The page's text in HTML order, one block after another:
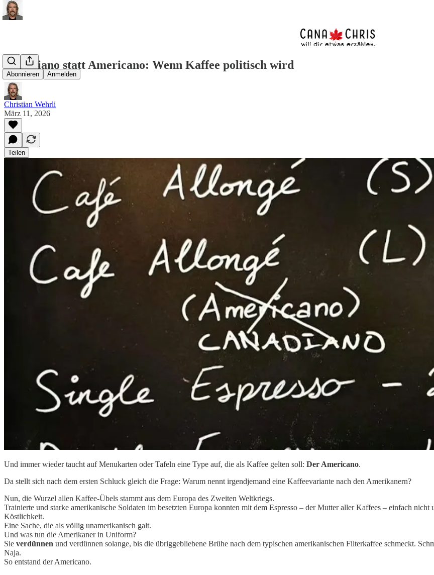
Abonnieren Anmelden
Canadiano statt Americano: Wenn Kaffee politisch wird
Christian Wehrli
März 11, 2026
Teilen
Und immer wieder taucht auf Menukarten oder Tafeln eine Type auf, die als Kaffee gelten soll: Der Americano.
Da stellt sich nach dem ersten Schluck gleich die Frage: Warum nennt irgendjemand eine Kaffeevariante nach den Amerikanern?
Nun, die Wurzel allen Kaffee-Übels stammt aus dem Europa des Zweiten Weltkriegs.
Trainierte und starke amerikanische Soldaten im besetzten Europa konnten mit dem Espresso – der Mutter aller Kaffees – einfach
Köstlichkeit.
Eine Sache, die als völlig unamerikanisch galt.
Und was tun die Amerikaner in Uniform?
Sie verdünnen und verdünnen solange, bis die übriggebliebene Brühe nach dem typischen amerikanischen Filterkaffee schmeckt.
Naja.
So entstand der Americano.